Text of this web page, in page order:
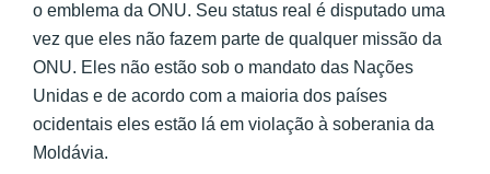
o emblema da ONU. Seu status real é disputado uma
vez que eles não fazem parte de qualquer missão da
ONU. Eles não estão sob o mandato das Nações
Unidas e de acordo com a maioria dos países
ocidentais eles estão lá em violação à soberania da
Moldávia.